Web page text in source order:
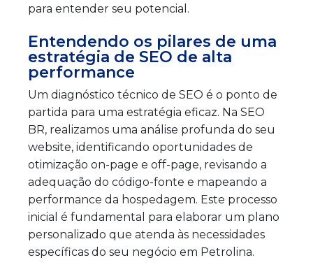
para entender seu potencial.
Entendendo os pilares de uma
estratégia de SEO de alta
performance
Um diagnóstico técnico de SEO é o ponto de
partida para uma estratégia eficaz. Na SEO
BR, realizamos uma análise profunda do seu
website, identificando oportunidades de
otimização on-page e off-page, revisando a
adequação do código-fonte e mapeando a
performance da hospedagem. Este processo
inicial é fundamental para elaborar um plano
personalizado que atenda às necessidades
específicas do seu negócio em Petrolina.